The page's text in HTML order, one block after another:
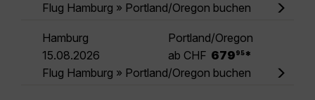
Flug Hamburg » Portland/Oregon buchen
Hamburg
Portland/Oregon
15.08.2026
ab CHF 679 95 *
Flug Hamburg » Portland/Oregon buchen